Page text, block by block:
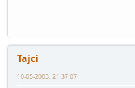
Tajci
10-05-2003, 21:37:07